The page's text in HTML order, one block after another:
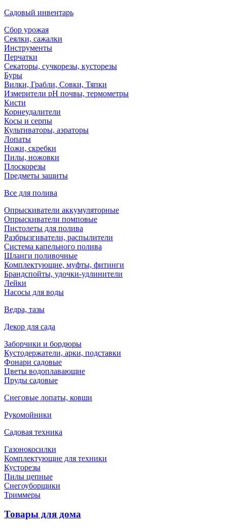
Садовый инвентарь
Сбор урожая
Сеялки, сажалки
Инструменты
Перчатки
Секаторы, сучкорезы, кусторезы
Буры
Вилки, Грабли, Совки, Тяпки
Измерители pH почвы, термометры
Кисти
Корнеудалители
Косы и серпы
Культиваторы, аэраторы
Лопаты
Ножи, скребки
Пилы, ножовки
Плоскорезы
Предметы защиты
Все для полива
Опрыскиватели аккумуляторные
Опрыскиватели помповые
Пистолеты для полива
Разбрызгиватели, распылители
Система капельного полива
Шланги поливочные
Комплектующие, муфты, фитинги
Брандспойты, удочки-удлинители
Лейки
Насосы для воды
Ведра, тазы
Декор для сада
Заборчики и бордюры
Кустодержатели, арки, подставки
Фонари садовые
Цветы водоплавающие
Пруды садовые
Снеговые лопаты, ковши
Рукомойники
Садовая техника
Газонокосилки
Комплектующие для техники
Кусторезы
Пилы цепные
Снегоуборщики
Триммеры
Товары для дома